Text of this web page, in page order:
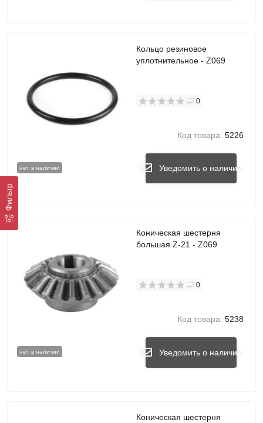
Фильтр
нет в наличии
Кольцо резиновое
уплотнительное - Z069
0
Код товара: 5226
Уведомить о наличии
нет в наличии
Коническая шестерня
большая Z-21 - Z069
0
Код товара: 5238
Уведомить о наличии
Коническая шестерня